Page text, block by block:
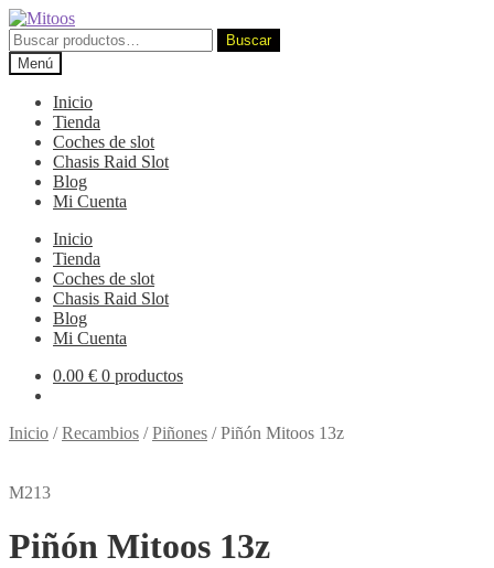
Ir
a
la
navegación
Ir
al
contenido
Buscar
por:
Buscar
Menú
Inicio
Tienda
Coches de slot
Chasis Raid Slot
Blog
Mi Cuenta
Inicio
Tienda
Coches de slot
Chasis Raid Slot
Blog
Mi Cuenta
0.00 € 0 productos
Inicio /Recambios /Piñones /Piñón Mitoos 13z
M213
Piñón Mitoos 13z